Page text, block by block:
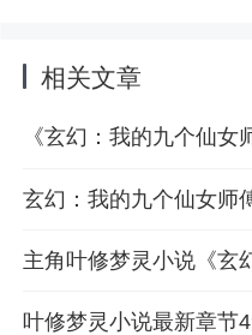
相关文章
叶修梦灵小说最新章节